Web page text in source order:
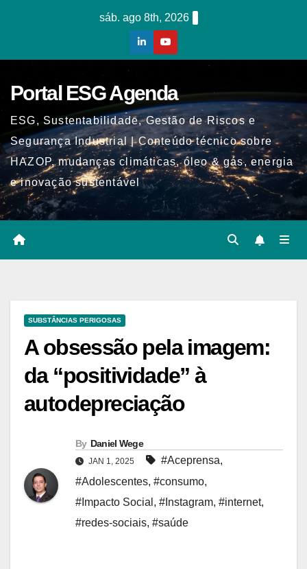
sáb. ago 8th, 2026
Portal ESG Agenda
ESG, Sustentabilidade, Gestão de Riscos e
Segurança Industrial | Conteúdo técnico sobre
HAZOP, mudanças climáticas, óleo & gás, energia
e inovação sustentável
SUBSTÂNCIAS PERIGOSAS
A obsessão pela imagem:
da “positividade” à
autodepreciação
By Daniel Wege
JAN 1, 2025 #Aceprensa,
#Adolescentes, #consumo,
#Impacto Social , #Instagram, #internet,
#redes-sociais, #saúde